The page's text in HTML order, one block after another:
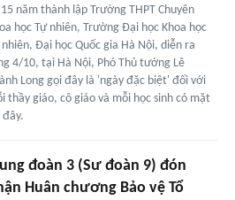
năm thành lập Trường THPT Chuyên
học Tự nhiên, Trường Đại học Khoa học
nhiên, Đại học Quốc gia Hà Nội, diễn ra
4/10, tại Hà Nội, Phó Thủ tướng Lê
Long gọi đây là 'ngày đặc biệt' đối với
thầy giáo, cô giáo và mỗi học sinh có mặt
đoàn 3 (Sư đoàn 9) đón
Huân chương Bảo vệ Tổ